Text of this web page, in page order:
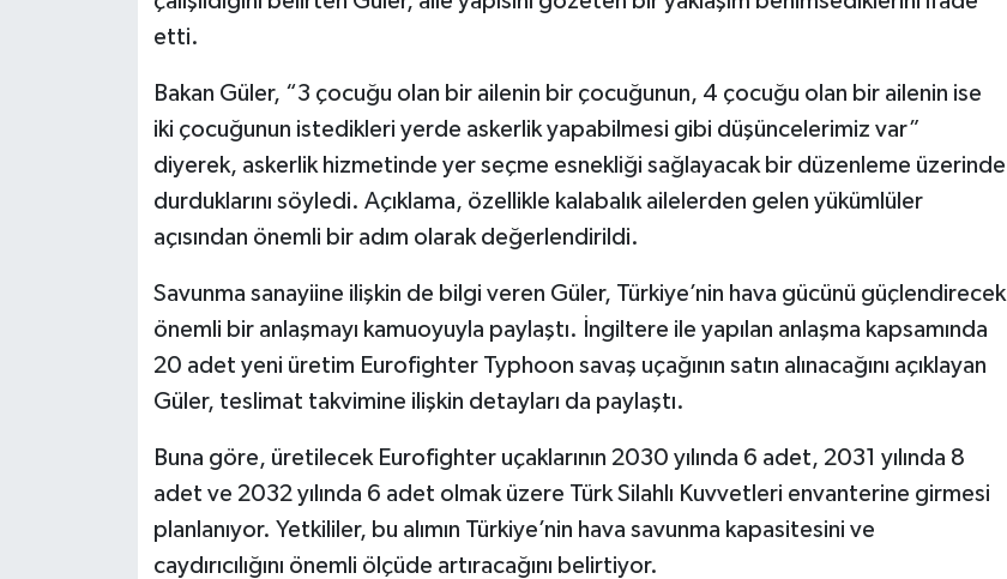
etti.
Bakan Güler, “3 çocuğu olan bir ailenin bir çocuğunun, 4 çocuğu olan bir ailenin ise
iki çocuğunun istedikleri yerde askerlik yapabilmesi gibi düşüncelerimiz var”
diyerek, askerlik hizmetinde yer seçme esnekliği sağlayacak bir düzenleme üzerinde
durduklarını söyledi. Açıklama, özellikle kalabalık ailelerden gelen yükümlüler
açısından önemli bir adım olarak değerlendirildi.
Savunma sanayiine ilişkin de bilgi veren Güler, Türkiye’nin hava gücünü güçlendirecek
önemli bir anlaşmayı kamuoyuyla paylaştı. İngiltere ile yapılan anlaşma kapsamında
20 adet yeni üretim Eurofighter Typhoon savaş uçağının satın alınacağını açıklayan
Güler, teslimat takvimine ilişkin detayları da paylaştı.
Buna göre, üretilecek Eurofighter uçaklarının 2030 yılında 6 adet, 2031 yılında 8
adet ve 2032 yılında 6 adet olmak üzere Türk Silahlı Kuvvetleri envanterine girmesi
planlanıyor. Yetkililer, bu alımın Türkiye’nin hava savunma kapasitesini ve
caydırıcılığını önemli ölçüde artıracağını belirtiyor.